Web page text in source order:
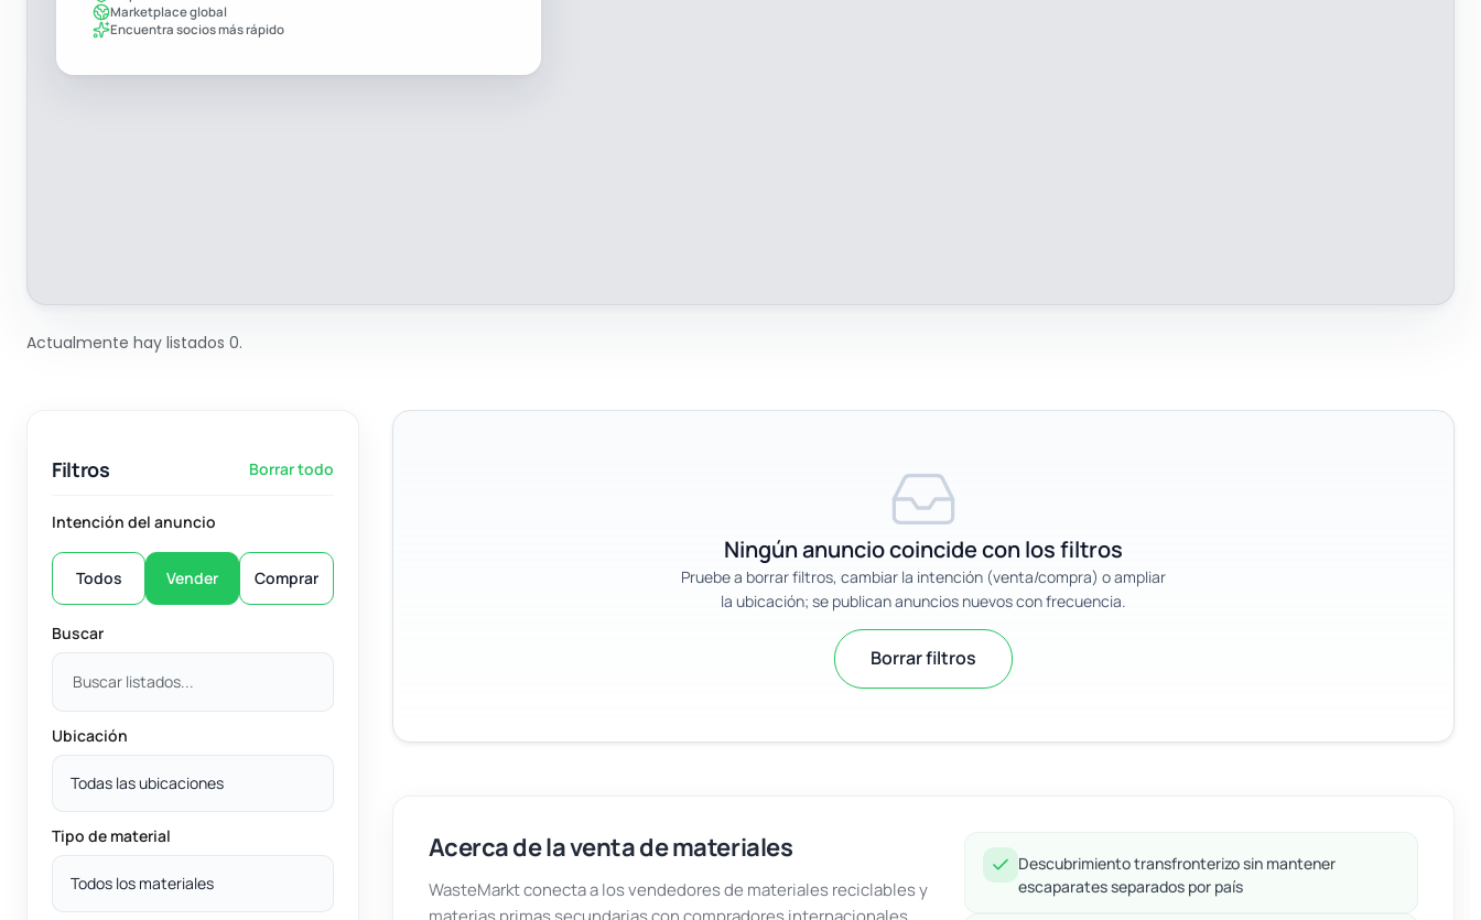
Marketplace global
Encuentra socios más rápido
Actualmente hay listados 0.
Filtros Borrar todo
Intención del anuncio
Todos Vender Comprar
Buscar
Ubicación
Todas las ubicaciones
Tipo de material
Todos los materiales
Ningún anuncio coincide con los filtros
Pruebe a borrar filtros, cambiar la intención (venta/compra) o ampliar
la ubicación; se publican anuncios nuevos con frecuencia.
Borrar filtros
Acerca de la venta de materiales
WasteMarkt conecta a los vendedores de materiales reciclables y
Descubrimiento transfronterizo sin mantener
escaparates separados por país